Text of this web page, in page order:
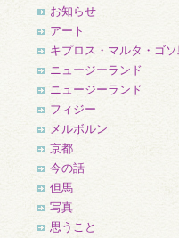
ブ お知らせ
アート
キプロス・マルタ・ゴソ
ニュージーランド
ニュージーランド
フィジー
メルボルン
京都
今の話
但馬
写真
思うこと